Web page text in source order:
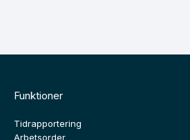
Funktioner
Tidrapportering
Arbetsorder